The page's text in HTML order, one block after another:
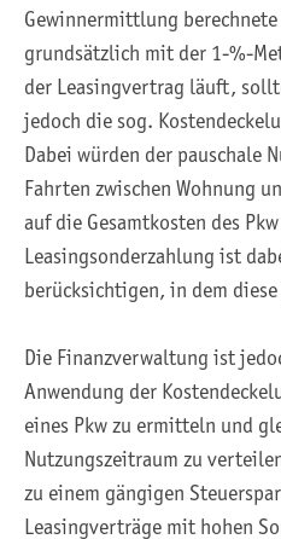
Gewinnermittlung
grundsätzlich mit der 1-%-
der Leasingvertrag läuft,
jedoch die sog.
Dabei würden der pauschale
Fahrten zwischen Wohnung
auf die Gesamtkosten des
Leasingsonderzahlung ist
berücksichtigen, in dem
Die Finanzverwaltung ist
Anwendung der
eines Pkw zu ermitteln und
Nutzungszeitraum zu
zu einem gängigen
Leasingverträge mit hohen